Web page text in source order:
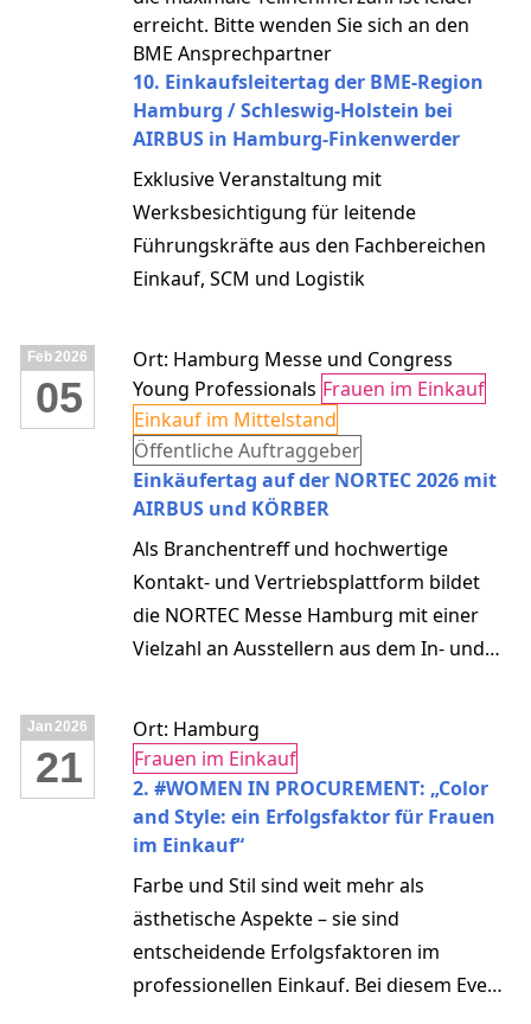
erreicht. Bitte wenden Sie sich an den
BME Ansprechpartner
10. Einkaufsleitertag der BME-Region
Hamburg / Schleswig-Holstein bei
AIRBUS in Hamburg-Finkenwerder
Exklusive Veranstaltung mit
Werksbesichtigung für leitende
Führungskräfte aus den Fachbereichen
Einkauf, SCM und Logistik
Feb2026
05
Ort: Hamburg Messe und Congress
Young Professionals Frauen im Einkauf
Einkauf im Mittelstand
Öffentliche Auftraggeber
Einkäufertag auf der NORTEC 2026 mit
AIRBUS und KÖRBER
Als Branchentreff und hochwertige
Kontakt- und Vertriebsplattform bildet
die NORTEC Messe Hamburg mit einer
Vielzahl an Ausstellern aus dem In- und
Fachbesucher, überwiegend aus KMU aus
ganz Deutschland, darunter ein Großteil
an Entscheidern und Einkäufern finden
hier unter anderem Maschinen, Anlagen
und Werkzeuge, Förder- und
Lagertechnik, Automation, Mess-, Steuer-
und Regeltechnik sowie IT-Lösungen,
Halbzeuge und
Jan2026
21
Ort: Hamburg
Frauen im Einkauf
2. #WOMEN IN PROCUREMENT: „Color
and Style: ein Erfolgsfaktor für Frauen
im Einkauf“
Farbe und Stil sind weit mehr als
ästhetische Aspekte – sie sind
entscheidende Erfolgsfaktoren im
professionellen Einkauf. Bei diesem Event